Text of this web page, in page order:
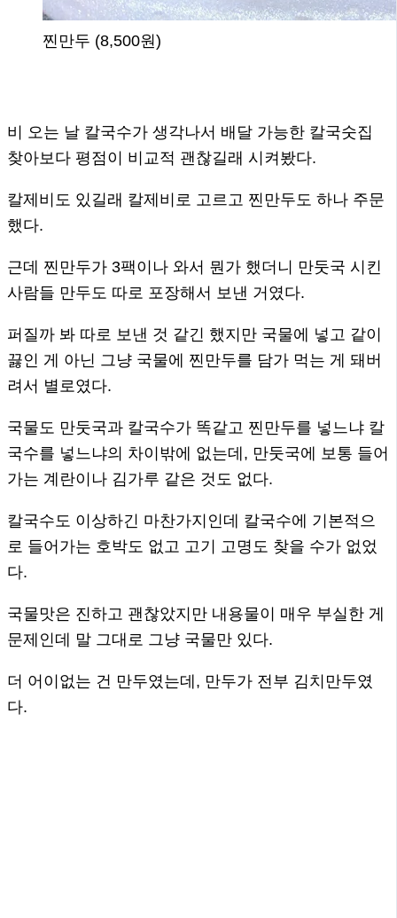
찐만두 (8,500원)
비 오는 날 칼국수가 생각나서 배달 가능한 칼국숫집
찾아보다 평점이 비교적 괜찮길래 시켜봤다.
칼제비도 있길래 칼제비로 고르고 찐만두도 하나 주문
했다.
근데 찐만두가 3팩이나 와서 뭔가 했더니 만둣국 시킨
사람들 만두도 따로 포장해서 보낸 거였다.
퍼질까 봐 따로 보낸 것 같긴 했지만 국물에 넣고 같이
끓인 게 아닌 그냥 국물에 찐만두를 담가 먹는 게 돼버
려서 별로였다.
국물도 만둣국과 칼국수가 똑같고 찐만두를 넣느냐 칼
국수를 넣느냐의 차이밖에 없는데, 만둣국에 보통 들어
가는 계란이나 김가루 같은 것도 없다.
칼국수도 이상하긴 마찬가지인데 칼국수에 기본적으
로 들어가는 호박도 없고 고기 고명도 찾을 수가 없었
다.
국물맛은 진하고 괜찮았지만 내용물이 매우 부실한 게
문제인데 말 그대로 그냥 국물만 있다.
더 어이없는 건 만두였는데, 만두가 전부 김치만두였
다.